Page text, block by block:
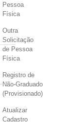
Pessoa
Física
Outra
Solicitação
de Pessoa
Física
Registro de
Não-Graduado
(Provisionado)
Atualizar
Cadastro